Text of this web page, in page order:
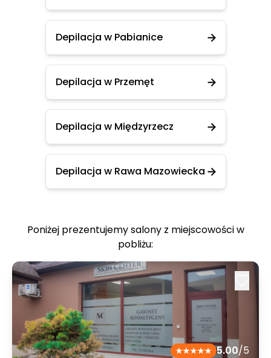
Depilacja w Pabianice
Depilacja w Przemęt
Depilacja w Międzyrzecz
Depilacja w Rawa Mazowiecka
Poniżej prezentujemy salony z miejscowości w
pobliżu:
5.00/5